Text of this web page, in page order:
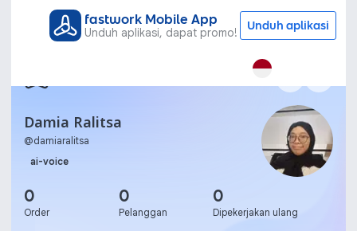
fastwork Mobile App
Unduh aplikasi, dapat promo! Unduh aplikasi
Damia Ralitsa
@damiaralitsa
ai-voice
0
Order
0
Pelanggan
0
Dipekerjakan ulang